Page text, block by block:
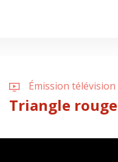
Émission télévision
Triangle rouge